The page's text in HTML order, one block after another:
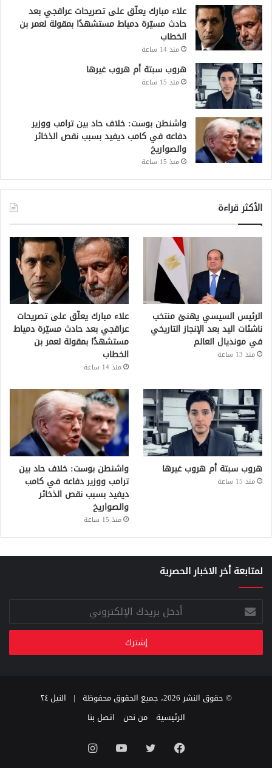
علاء مبارك يعلّق على تصريحات عراقجي بعد
حادث مسيّرة دمياط مستشهدًا بمقولة لعمر بن
الخطاب
منذ 14 ساعة
هروب سبتة أم هروب غيرها
منذ 15 ساعة
واشنطن بوست: خلاف حاد بين ترامب ووزير
دفاعه في كامب ديفيد بسبب نقص الذخائر
والصواريخ
منذ 15 ساعة
الأكثر قراءة
الرئيس السيسي يهنئ منتخب
ناشئات اليد بعد الإنجاز التاريخي
في مونديال العالم
منذ 13 ساعة
علاء مبارك يعلّق على تصريحات
عراقجي بعد حادث مسيّرة دمياط
مستشهدًا بمقولة لعمر بن
الخطاب
منذ 14 ساعة
هروب سبتة أم هروب غيرها
منذ 15 ساعة
واشنطن بوست: خلاف حاد بين
ترامب ووزير دفاعه في كامب
ديفيد بسبب نقص الذخائر
والصواريخ
منذ 15 ساعة
لمتابعة أخر الاخبار الحصرية
أدخل
بريدك
الإلكتروني
© حقوق النشر 2026، جميع الحقوق محفوظة |
النيل ٢٤
الرئيسية
من نحن اتصل بنا
فيسبوك تويتر يوتيوب